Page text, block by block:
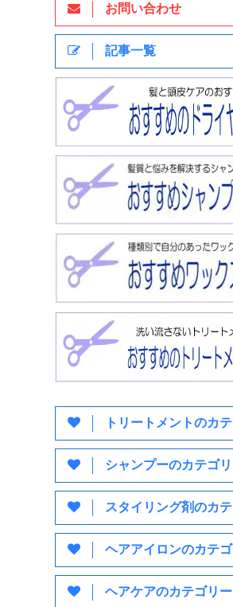
お問い合わせ
記事一覧
トリートメントのカ
シャンプーのカテゴ
スタイリング剤のカ
ヘアアイロンのカテ
ヘアケアのカテゴリー